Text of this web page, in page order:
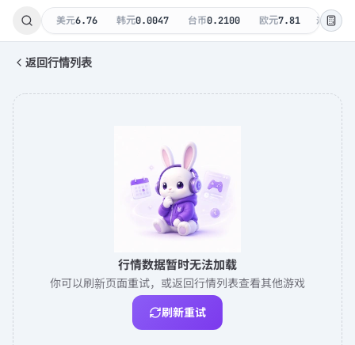
美元6.76 韩元0.0047 台币0.2100 欧元7.81 汇率参考
返回行情列表
行情数据暂时无法加载
你可以刷新页面重试，或返回行情列表查看其他游戏
刷新重试